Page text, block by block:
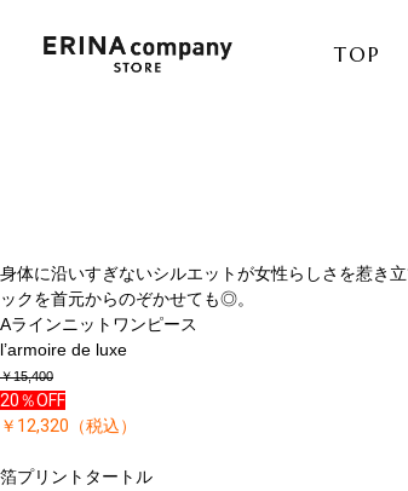
TOP
身体に沿いすぎないシルエットが女性らしさを惹き
ックを首元からのぞかせても◎。
Aラインニットワンピース
l’armoire de luxe
￥15,400
20％OFF
￥12,320（税込）
箔プリントタートル